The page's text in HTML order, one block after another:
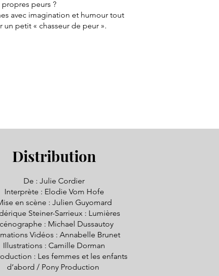
peurs ?
avec imagination et humour tout
petit « chasseur de peur ».
Distribution
De : Julie Cordier
Interprète : Elodie Vom Hofe
en scène : Julien Guyomard
Steiner-Sarrieux : Lumières
: Michael Dussautoy
Vidéos : Annabelle Brunet
Illustrations : Camille Dorman
: Les femmes et les enfants
d’abord / Pony Production